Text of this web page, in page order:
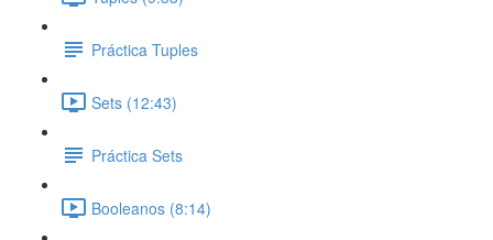
Práctica Tuples
Sets (12:43)
Práctica Sets
Booleanos (8:14)